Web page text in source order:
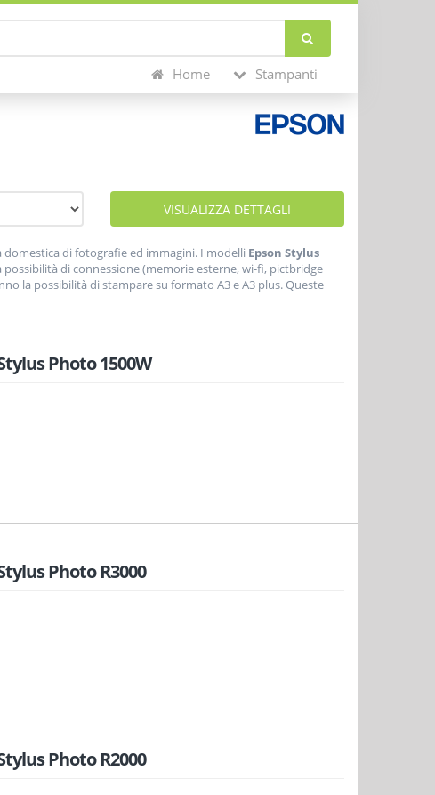
Home Stampanti
VISUALIZZA DETTAGLI
di fotografie ed immagini. I modelli Epson Stylus
di connessione (memorie esterne, wi-fi, pictbridge
la possibilità di stampare su formato A3 e A3 plus. Queste
che utilizzano fino a 9
chiaro).
Photo 1500W
Photo R3000
Photo R2000